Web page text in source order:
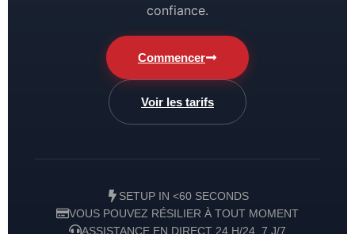
confiance.
Commencer
Voir les tarifs
SETUP IN <60 SECONDS
VOUS POUVEZ RÉSILIER À TOUT MOMENT
ASSISTANCE EN DIRECT 24 H/24, 7 J/7